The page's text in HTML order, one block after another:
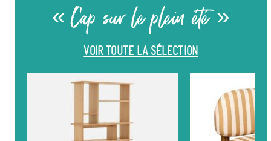
« Cap sur le plein été »
VOIR TOUTE LA SÉLECTION